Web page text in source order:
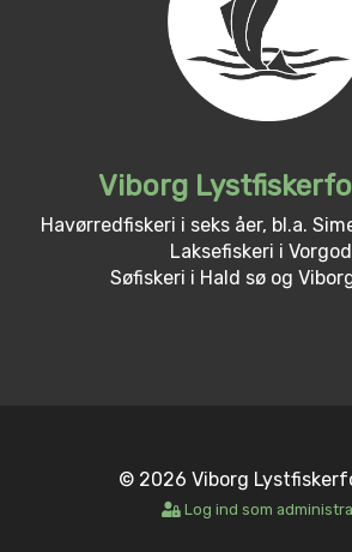
Viborg
Havørredfiskeri i seks åer, bl.a.
Laksefiskeri i
Søfiskeri i Hald sø og
© 2026 Viborg
Log ind som